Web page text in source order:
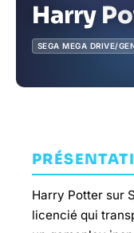
Harry
SEGA MEGA DRIVE/
Harry Potter sur
licencié qui